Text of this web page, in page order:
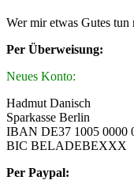
Wer mir etwas Gutes tun
Per Überweisung:
Neues Konto:
Hadmut Danisch
Sparkasse Berlin
IBAN DE37 1005 0000
BIC BELADEBEXXX
Per Paypal: